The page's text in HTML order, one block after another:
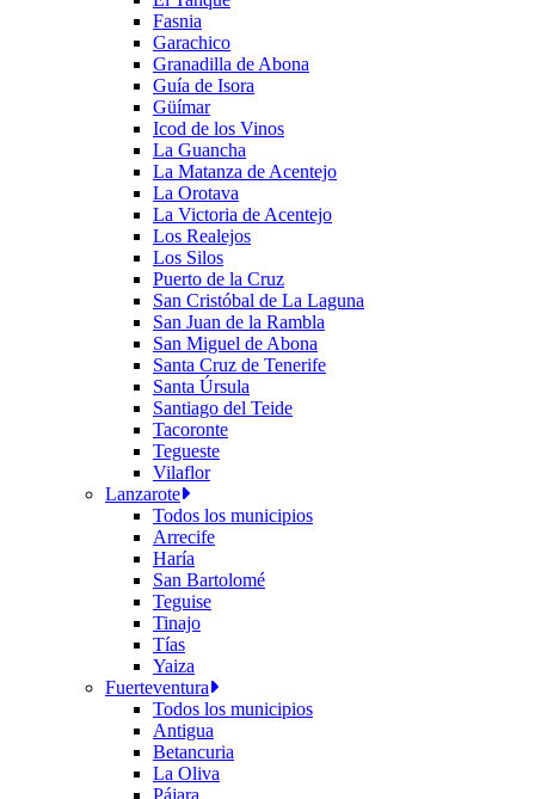
Fasnia
Garachico
Granadilla de Abona
Guía de Isora
Güímar
Icod de los Vinos
La Guancha
La Matanza de Acentejo
La Orotava
La Victoria de Acentejo
Los Realejos
Los Silos
Puerto de la Cruz
San Cristóbal de La Laguna
San Juan de la Rambla
San Miguel de Abona
Santa Cruz de Tenerife
Santa Úrsula
Santiago del Teide
Tacoronte
Tegueste
Vilaflor
Lanzarote
Todos los municipios
Arrecife
Haría
San Bartolomé
Teguise
Tinajo
Tías
Yaiza
Fuerteventura
Todos los municipios
Antigua
Betancuria
La Oliva
Pájara